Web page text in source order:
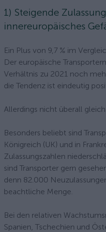
1) Steigende
innereuropäisches
Ein Plus von 9,7 % im
Der europäische
Verhältnis zu 2021 noch
die Tendenz ist eindeutig
Allerdings nicht überall gleich
Besonders beliebt sind
Königreich (UK) und in
Zulassungszahlen
sind Transporter gern
denn 82.000
beachtliche Menge.
Bei den relativen
Spanien, Tschechien und